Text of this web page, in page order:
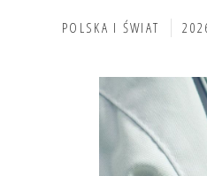
POLSKA I ŚWIAT